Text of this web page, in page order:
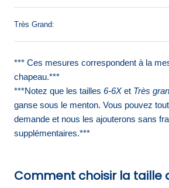
Très Grand:
*** Ces mesures correspondent à la
chapeau.***
***Notez que les tailles 6-6Xet Très
ganse sous le menton. Vous pouvez
demande et nous les ajouterons sans
supplémentaires.***
Comment choisir la taille